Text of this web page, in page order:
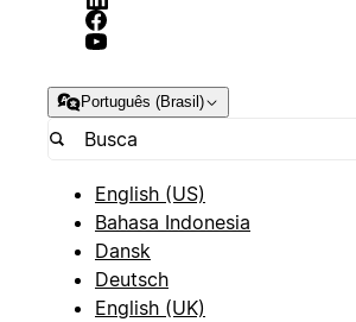
Português (Brasil)
English (US)
Bahasa Indonesia
Dansk
Deutsch
English (UK)